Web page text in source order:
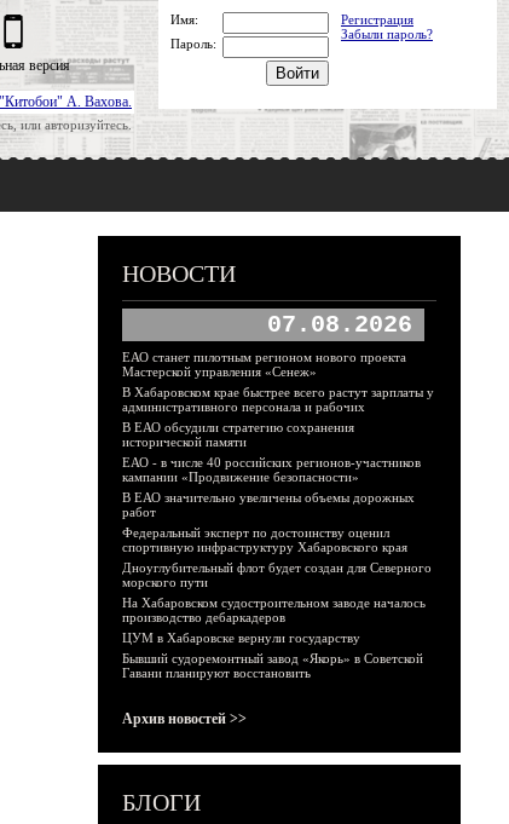
А. Вахова.
или авторизуйтесь.
версия
Имя:
Регистрация
Забыли пароль?
Пароль:
НОВОСТИ
07.08.2026
ЕАО станет пилотным регионом нового проекта
Мастерской управления «Сенеж»
В Хабаровском крае быстрее всего растут зарплаты у
административного персонала и рабочих
В ЕАО обсудили стратегию сохранения
исторической памяти
ЕАО - в числе 40 российских регионов-участников
кампании «Продвижение безопасности»
В ЕАО значительно увеличены объемы дорожных
работ
Федеральный эксперт по достоинству оценил
спортивную инфраструктуру Хабаровского края
Дноуглубительный флот будет создан для Северного
морского пути
На Хабаровском судостроительном заводе началось
производство дебаркадеров
ЦУМ в Хабаровске вернули государству
Бывший судоремонтный завод «Якорь» в Советской
Гавани планируют восстановить
Архив новостей >>
БЛОГИ